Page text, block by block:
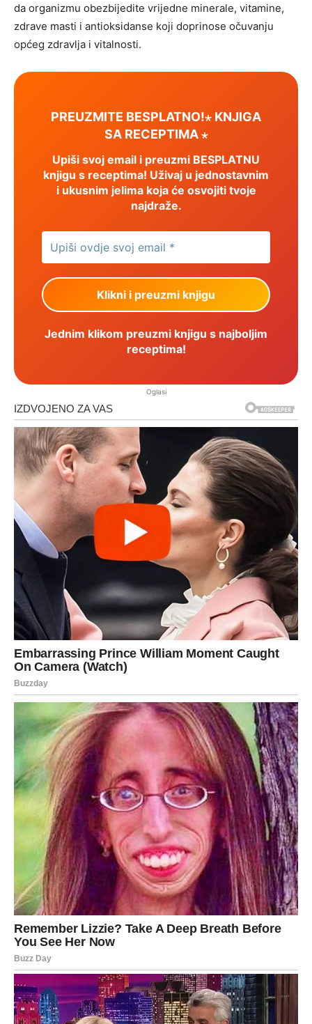
da organizmu obezbijedite vrijedne minerale, vitamine,
zdrave masti i antioksidanse koji doprinose očuvanju
općeg zdravlja i vitalnosti.
PREUZMITE BESPLATNO!⋆ KNJIGA
SA RECEPTIMA ⋆
Upiši svoj email i preuzmi BESPLATNU
knjigu s receptima! Uživaj u jednostavnim
i ukusnim jelima koja će osvojiti tvoje
najdraže.
Jednim klikom preuzmi knjigu s najboljim
receptima!
Oglasi